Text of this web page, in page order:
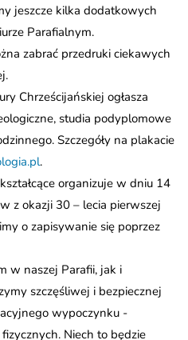
jeszcze kilka dodatkowych
Parafialnym.
zabrać przedruki ciekawych
Chrześcijańskiej ogłasza
studia podyplomowe
Szczegóły na plakacie
.
organizuje w dniu 14
z okazji 30 – lecia pierwszej
o zapisywanie się poprzez
w naszej Parafii, jak i
szczęśliwej i bezpiecznej
wypoczynku -
Niech to będzie